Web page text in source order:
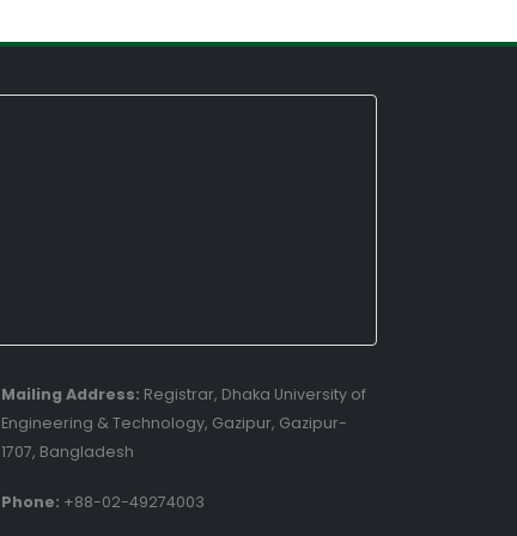
Mailing Address: Registrar, Dhaka University of
Engineering & Technology, Gazipur, Gazipur-
1707, Bangladesh
Phone: +88-02-49274003